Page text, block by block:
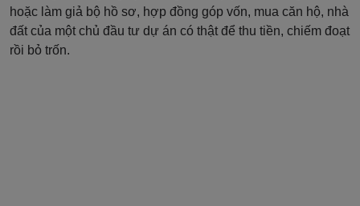
hoặc làm giả bộ hồ sơ, hợp đồng góp vốn, mua căn hộ, nhà
đất của một chủ đầu tư dự án có thật để thu tiền, chiếm đoạt
rồi bỏ trốn.